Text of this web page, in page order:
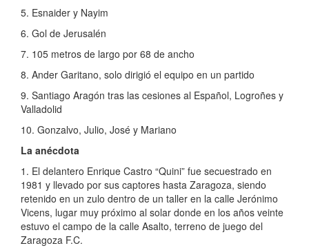
5. Esnaider y Nayim
6. Gol de Jerusalén
7. 105 metros de largo por 68 de ancho
8. Ander Garitano, solo dirigió el equipo en un partido
9. Santiago Aragón tras las cesiones al Español, Logroñes y
Valladolid
10. Gonzalvo, Julio, José y Mariano
La anécdota
1. El delantero Enrique Castro “Quini” fue secuestrado en
1981 y llevado por sus captores hasta Zaragoza, siendo
retenido en un zulo dentro de un taller en la calle Jerónimo
Vicens, lugar muy próximo al solar donde en los años veinte
estuvo el campo de la calle Asalto, terreno de juego del
Zaragoza F.C.